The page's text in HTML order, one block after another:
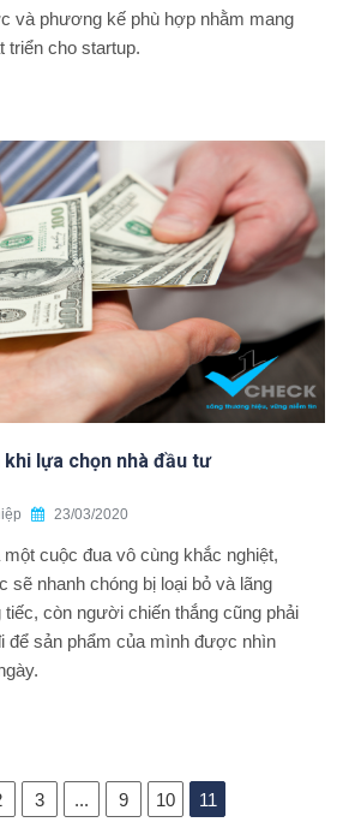
và phương kế phù hợp nhằm mang
triển cho startup.
lựa chọn nhà đầu tư
23/03/2020
cuộc đua vô cùng khắc nghiệt,
sẽ nhanh chóng bị loại bỏ và lãng
còn người chiến thắng cũng phải
để sản phẩm của mình được nhìn
3 ... 9 10 11